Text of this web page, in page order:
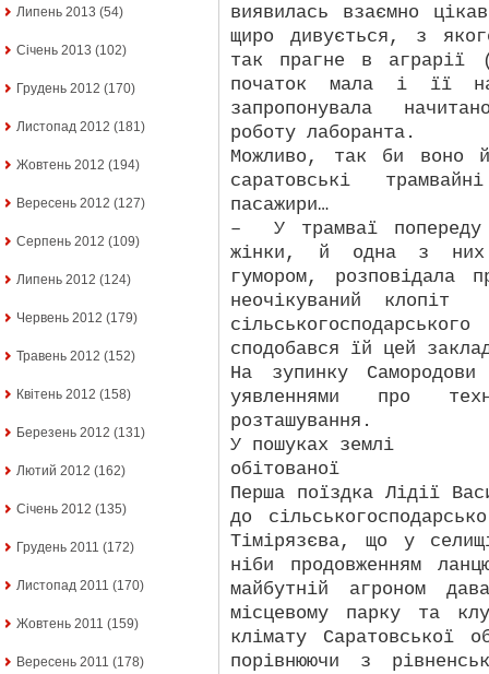
Липень 2013 (54)
Січень 2013 (102)
Грудень 2012 (170)
Листопад 2012 (181)
Жовтень 2012 (194)
Вересень 2012 (127)
Серпень 2012 (109)
Липень 2012 (124)
Червень 2012 (179)
Травень 2012 (152)
Квітень 2012 (158)
Березень 2012 (131)
Лютий 2012 (162)
Січень 2012 (135)
Грудень 2011 (172)
Листопад 2011 (170)
Жовтень 2011 (159)
Вересень 2011 (178)
виявилась взаємно
щиро дивується, з
так прагне в аграрії
початок мала і її
запропонувала
роботу лаборанта.
Можливо, так би воно
саратовські
пасажири…
–
У трамваї
жінки, й одна з них
гумором, розповідала
неочікуваний клопіт
сподобався їй цей
На зупинку
уявленнями про
розташування.
У пошуках землі
обітованої
Перша поїздка Лідії
до
Тімірязєва, що у
ніби продовженням
майбутній агроном
місцевому парку та
клімату
порівнюючи з